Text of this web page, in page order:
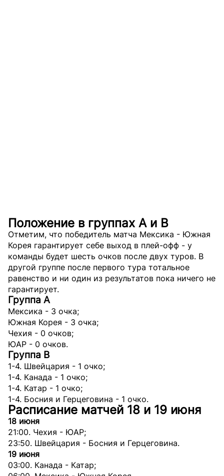
Положение в группах A и B
Отметим, что победитель матча Мексика - Южная
Корея гарантирует себе выход в плей-офф - у
команды будет шесть очков после двух туров. В
другой группе после первого тура тотальное
равенство и ни один из результатов пока ничего не
гарантирует.
Группа А
Мексика - 3 очка;
Южная Корея - 3 очка;
Чехия - 0 очков;
ЮАР - 0 очков.
Группа B
1-4. Швейцария - 1 очко;
1-4. Канада - 1 очко;
1-4. Катар - 1 очко;
1-4. Босния и Герцеговина - 1 очко.
Расписание матчей 18 и 19 июня
18 июня
21:00. Чехия - ЮАР;
23:50. Швейцария - Босния и Герцеговина.
19 июня
03:00. Канада - Катар;